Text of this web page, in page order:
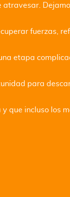
fuerzas,
etapa
para
que incluso los